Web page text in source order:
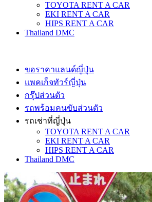
TOYOTA RENT A CAR
EKI RENT A CAR
HIPS RENT A CAR
Thailand DMC
ขอราคาแลนด์ญี่ปุ่น
แพคเก็จทัวร์ญี่ปุ่น
กรุ๊ปส่วนตัว
รถพร้อมคนขับส่วนตัว
รถเช่าที่ญี่ปุ่น
TOYOTA RENT A CAR
EKI RENT A CAR
HIPS RENT A CAR
Thailand DMC